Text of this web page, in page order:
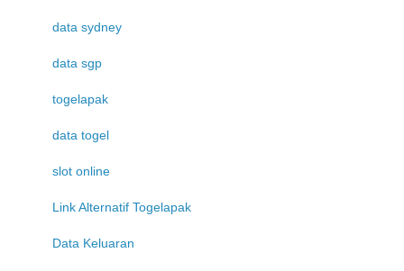
data sydney
data sgp
togelapak
data togel
slot online
Link Alternatif Togelapak
Data Keluaran